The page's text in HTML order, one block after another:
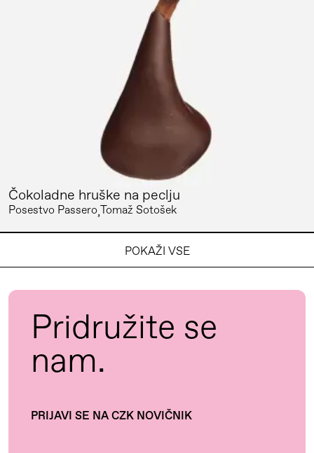
Čokoladne hruške na peclju
Posestvo Passero Tomaž Sotošek
POKAŽI VSE
Pridružite se
nam.
PRIJAVI SE NA CZK NOVIČNIK